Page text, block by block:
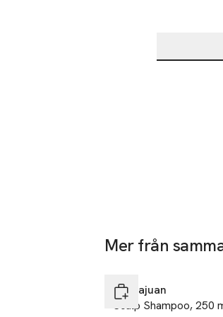
Mer från
Sachajuan
Scalp Shampoo, 250